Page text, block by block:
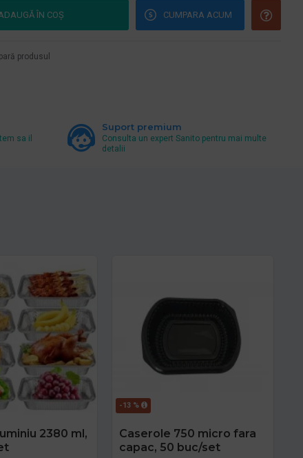
ÎN COŞ CUMPARA ACUM
produsul
sa il
Suport premium
Consulta un expert Sanito pentru mai multe
detalii
2380 ml,
-13 %
Caserole 750 micro fara
capac, 50 buc/set